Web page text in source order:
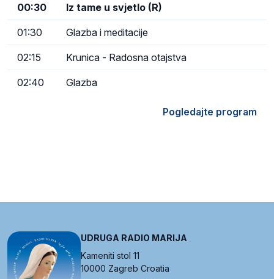
00:30 Iz tame u svjetlo (R)
01:30 Glazba i meditacije
02:15 Krunica - Radosna otajstva
02:40 Glazba
Pogledajte program
UDRUGA RADIO MARIJA
Kameniti stol 11
10000 Zagreb Croatia